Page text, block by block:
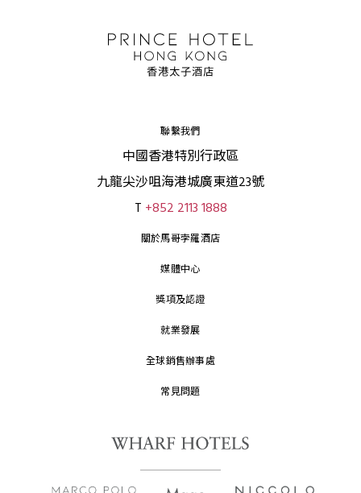
聯繫我們
中國香港特別行政區
九龍尖沙咀海港城廣東道23號
T +852 2113 1888
關於馬哥孛羅酒店
媒體中心
獎項及認證
就業發展
全球銷售辦事處
常見問題